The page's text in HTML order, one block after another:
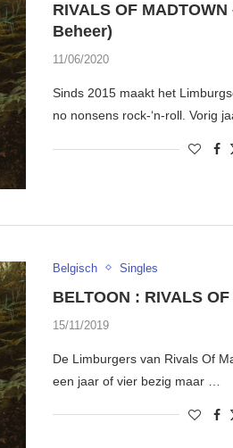
RIVALS OF
Beheer)
11/06/2020
Sinds 2015 maakt het
no nonsens rock-‘n-roll. Vorig
Belgisch Singles
BELTOON : RIVALS
15/11/2019
De Limburgers van Rivals Of
een jaar of vier bezig maar …